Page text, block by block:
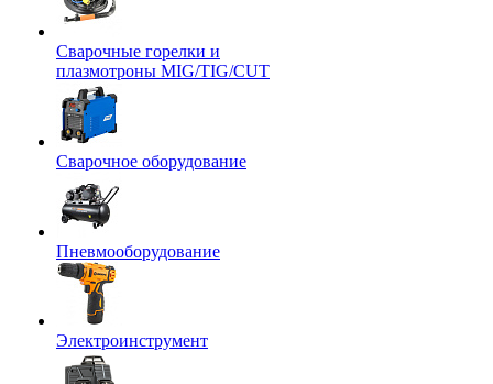
Сварочные горелки и
плазмотроны MIG/TIG/CUT
Сварочное оборудование
Пневмооборудование
Электроинструмент